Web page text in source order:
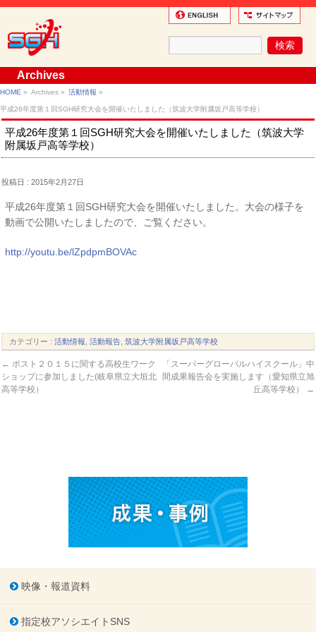
Archives
HOME » Archives » 活動情報 »
平成26年度第１回SGH研究大会を開催いたしました（筑波大学附属坂戸高等学校）
平成26年度第１回SGH研究大会を開催いたしました（筑波大学
附属坂戸高等学校）
投稿日 : 2015年2月27日
平成26年度第１回SGH研究大会を開催いたしました。大会の様子を
動画で公開いたしましたので、ご覧ください。
http://youtu.be/lZpdpmBOVAc
カテゴリー :活動情報 ,活動報告 ,筑波大学附属坂戸高等学校
← ポスト２０１５に関する高校生ワーク
ショップに参加しました(岐阜県立大垣北
高等学校）
「スーパーグローバルハイスクール」中
間成果報告会を実施します（愛知県立旭
丘高等学校）
→
映像・報道資料
指定校アソシエイトSNS